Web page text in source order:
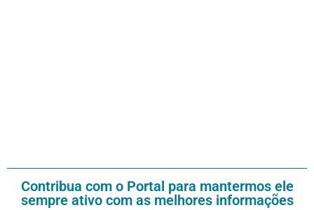
Contribua com o Portal para mantermos ele
sempre ativo com as melhores informações